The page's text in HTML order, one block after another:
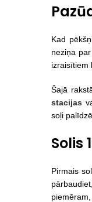
Kad
neziņa
izraisītiem
Šajā
stacijas
soļi
Solis
Pirmais